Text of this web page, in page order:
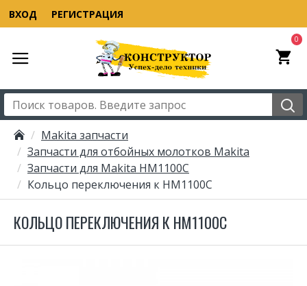
ВХОД РЕГИСТРАЦИЯ
0
Makita запчасти
Запчасти для отбойных молотков Makita
Запчасти для Makita HM1100C
Кольцо переключения к HM1100C
КОЛЬЦО ПЕРЕКЛЮЧЕНИЯ К HM1100C